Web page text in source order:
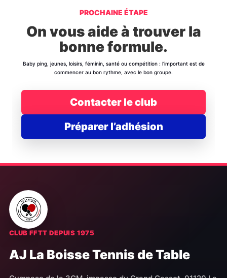
PROCHAINE ÉTAPE
On vous aide à trouver la
bonne formule.
Baby ping, jeunes, loisirs, féminin, santé ou compétition : l’important est de
commencer au bon rythme, avec le bon groupe.
Contacter le club
Préparer l’adhésion
CLUB FFTT DEPUIS 1975
AJ La Boisse Tennis de Table